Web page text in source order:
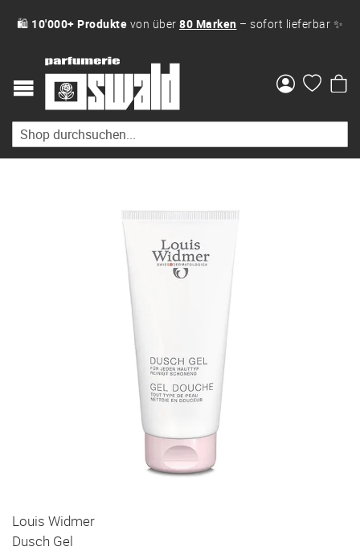
🛍 10'000+ Produkte von über 80 Marken – sofort lieferbar ✨
Zum
Anfang
der
Louis Widmer
Dusch Gel